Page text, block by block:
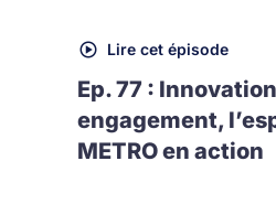
Lire cet épisode
Ep. 77 :
engagement,
METRO en action